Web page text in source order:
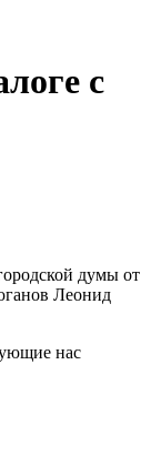
с
думы от
Леонид
нас